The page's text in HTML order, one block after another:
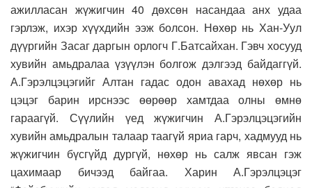
ажилласан жүжигчин 40 дөхсөн насандаа анх удаа
гэрлэж, ихэр хүүхдийн ээж болсон. Нөхөр нь Хан-Уул
дүүргийн Засаг даргын орлогч Г.Батсайхан. Гэвч хосууд
хувийн амьдралаа үзүүлэн болгож дэлгээд байдаггүй.
А.Гэрэлцэцэгийг Алтан гадас одон авахад нөхөр нь
цэцэг барин ирснээс өөрөөр хамтдаа олны өмнө
гараагүй. Сүүлийн үед жүжигчин А.Гэрэлцэцэгийн
хувийн амьдралын талаар таагүй яриа гарч, хадмууд нь
жүжигчин бүсгүйд дургүй, нөхөр нь салж явсан гэж
цахимаар бичээд байгаа. Харин А.Гэрэлцэцэг